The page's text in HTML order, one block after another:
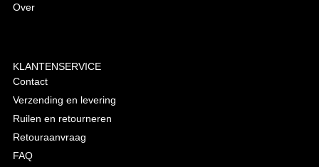
Over
KLANTENSERVICE
Contact
Verzending en levering
Ruilen en retourneren
Retouraanvraag
FAQ